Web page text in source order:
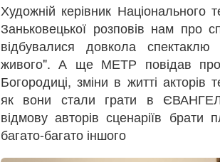
Художній керівник Національного
Заньковецької розповів нам про
відбувалися довкола
живого". А ще МЕТР повідав про
Богородиці, зміни в житті акторів
як вони стали грати в
відмову авторів сценаріїв брати
багато-багато іншого